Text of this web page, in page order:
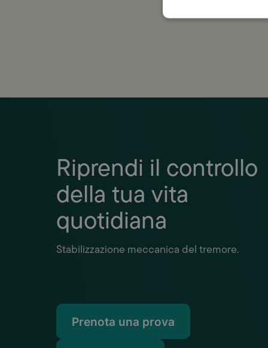
Riprendi il controllo
della tua vita
quotidiana
Stabilizzazione meccanica del tremore.
Prenota una prova